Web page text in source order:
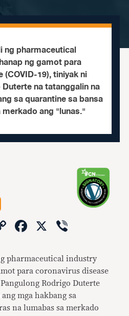
ng pharmaceutical
ng gamot para
19), tiniyak ni
na tatanggalin na
sa quarantine sa bansa
ang "lunas."
CopyFacebook
X
pharmaceutical industry
para coronavirus disease
Rodrigo Duterte
mga hakbang sa
na lumabas sa merkado